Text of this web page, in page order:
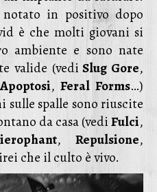
notato in positivo dopo
è che molti giovani si
ambiente e sono nate
valide (vedi Slug Gore,
Apoptosi, Feral Forms…)
spalle sono riuscite
da casa (vediFulci,
, Repulsione,
che il culto è vivo.